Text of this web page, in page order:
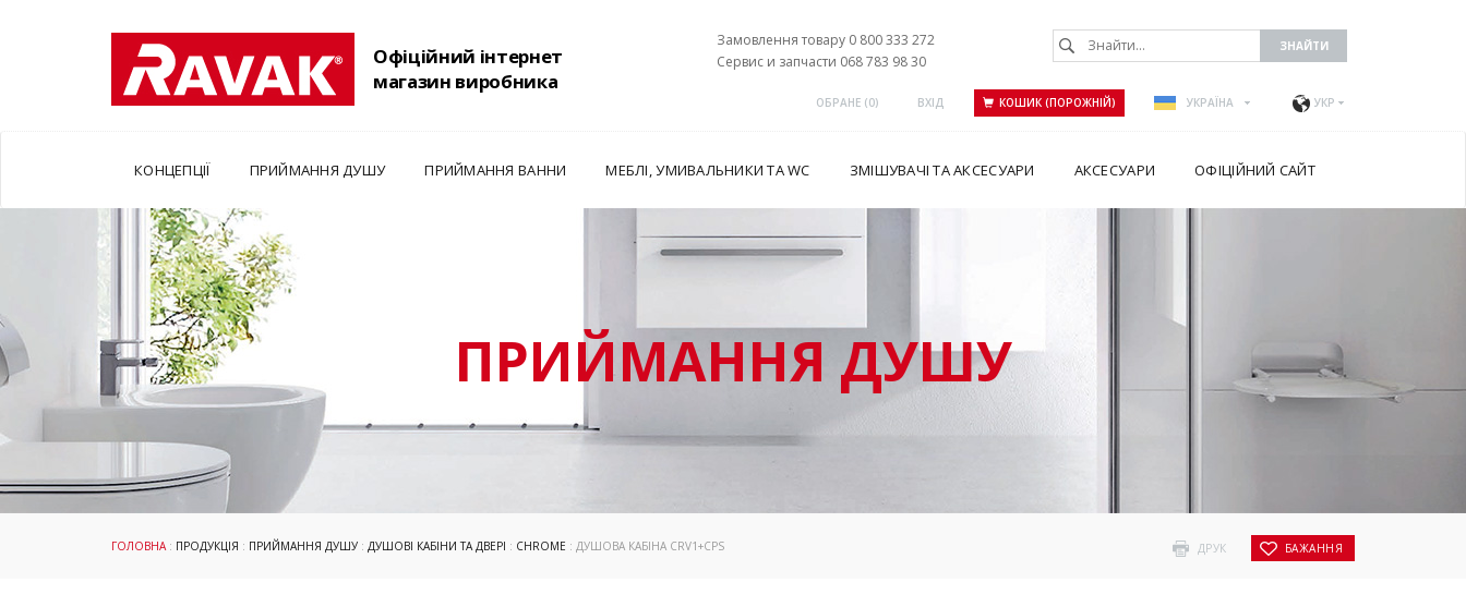
Офіційний інтернет
магазин виробника
Замовлення товару 0 800 333 272
Сервис и запчасти 068 783 98 30
ОБРАНЕ (0) ВХІД КОШИК (ПОРОЖНІЙ) УКРАЇНА УКР
КОНЦЕПЦІЇ ПРИЙМАННЯ ДУШУ ПРИЙМАННЯ ВАННИ МЕБЛІ, УМИВАЛЬНИКИ ТА WC ЗМІШУВАЧІ ТА АКСЕСУАРИ АКСЕСУАРИ ОФІЦІЙНИЙ САЙТ
ПРИЙМАННЯ ДУШУ
ДРУК БАЖАННЯ
ГОЛОВНА: ПРОДУКЦІЯ : ПРИЙМАННЯ ДУШУ : ДУШОВІ КАБІНИ ТА ДВЕРІ : CHROME : ДУШОВА КАБІНА CRV1+CPS